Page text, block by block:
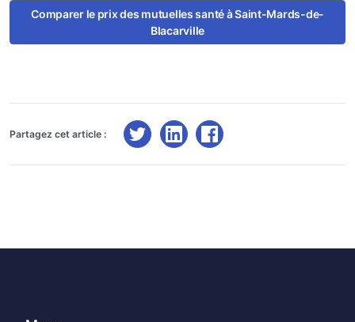
Comparer le prix des mutuelles santé à Saint-Mards-de-
Blacarville
Partagez cet article :